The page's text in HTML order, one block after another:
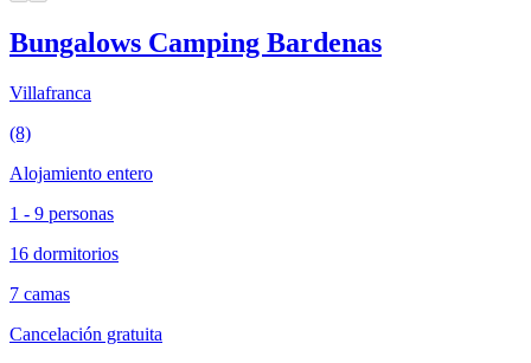
Bungalows Camping Bardenas
Villafranca
(8)
Alojamiento entero
1 - 9 personas
16 dormitorios
7 camas
Cancelación gratuita